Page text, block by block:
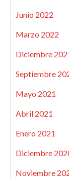
Junio 2022
Marzo 2022
Diciembre
Septiembre
Mayo 2021
Abril 2021
Enero 2021
Diciembre
Noviembre